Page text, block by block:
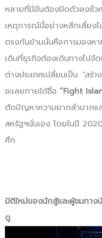
หลายที่มีอันต้องปิดตัวลงชั่ว
เหตุการณ์นี้อย่างหลีกเลี่ยง
ตรงกันข้ามนั่นคือการมองห
เดิมที่ธุรกิจต้องเดินทางไปจั
ต่างประเทศเปลี่ยนเป็น “สร้า
ซะเลยภายใต้ชื่อ “Fight
ตัดปัญหาความยากลำบากแล
สหรัฐฯนั่นเอง โดยในปี
ศึก
มิติใหม่ของนักสู้และผู้ชมทาง
ดู